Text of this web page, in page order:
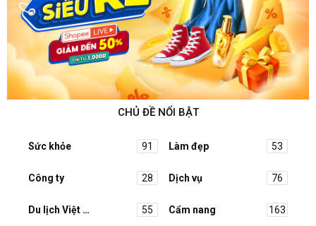
CHỦ ĐỀ NỔI BẬT
Sức khỏe 91 Làm đẹp 53
Công ty 28 Dịch vụ 76
Du lịch Việt Nam 55 Cẩm nang 163